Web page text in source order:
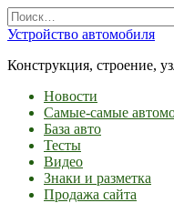
Перейти
к
содержанию
Search
for:
Устройство автомобиля
Конструкция, строение,
Новости
Самые-самые
База авто
Тесты
Видео
Знаки и разметка
Продажа сайта